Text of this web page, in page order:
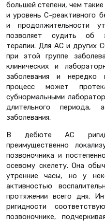
большей степени, чем
и уровень С-реактивного
и продолжительности
позволяет судить об
терапии. Для АС и других
при этой группе
клинических и
заболевания и нередко
процесс может
субнормальными
длительного
заболевания.
В дебюте АС
преимущественно
позвоночника и
осевому скелету. Она
утренние часы, но у
активностью
протяжении всего дня.
ригидности
позвоночнике,